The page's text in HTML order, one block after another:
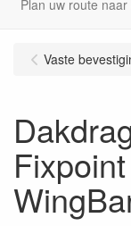
Plan uw route
Vaste